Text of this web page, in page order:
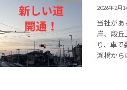
2026年2月
当社があ
岸、段丘
り、車
瀬橋から